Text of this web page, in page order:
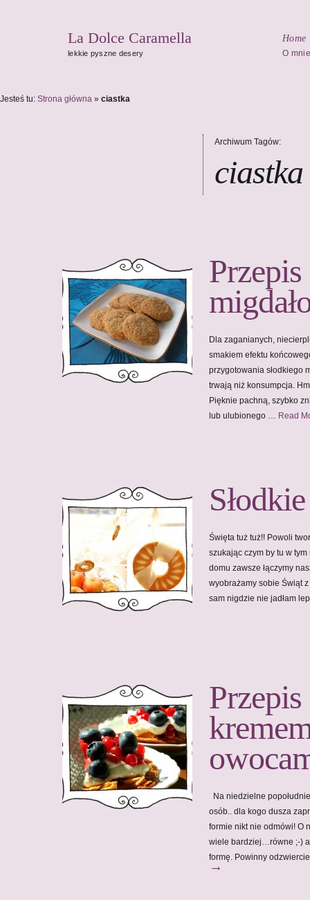
La Dolce Caramella
lekkie pyszne desery
Home
O mnie
Jesteś tu: Strona główna » ciastka
Archiwum Tagów:
ciastka
Dla zaganianych,
smakiem efektu
przygotowania słodkiego
trwają niż konsumpcja.
Pięknie pachną, szybko
lub ulubionego … Read
Święta tuż tuż!! Powoli
szukając czym by tu w
domu zawsze łączymy
wyobrażamy sobie Świąt
sam nigdzie nie jadłam
Na niedzielne
osób.. dla kogo dusza
formie nikt nie odmówi! O
wiele bardziej…równe ;-)
formę. Powinny
→